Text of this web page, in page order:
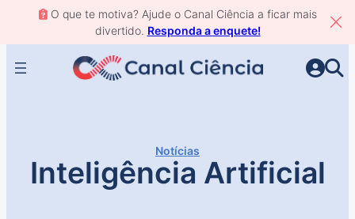
o
conteúdo
O que te motiva? Ajude o Canal Ciência a ficar mais
divertido. Responda a enquete!
Notícias
Inteligência Artificial